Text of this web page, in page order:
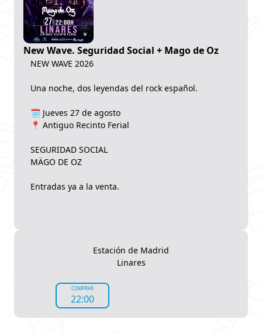
New Wave. Seguridad Social + Mago de Oz
NEW WAVE 2026
Una noche, dos leyendas del rock español.
🗓️ Jueves 27 de agosto
📍 Antiguo Recinto Ferial
SEGURIDAD SOCIAL
MÄGO DE OZ
Entradas ya a la venta.
Estación de Madrid
Linares
COMPRAR
22:00